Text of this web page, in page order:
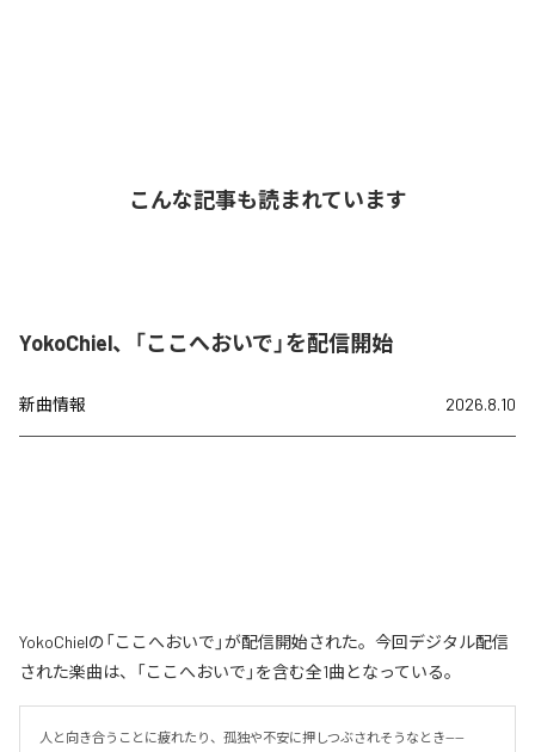
こんな記事も読まれています
YokoChiel、「ここへおいで」を配信開始
新曲情報 2026.8.10
YokoChielの「ここへおいで」が配信開始された。今回デジタル配信
された楽曲は、「ここへおいで」を含む全1曲となっている。
人と向き合うことに疲れたり、孤独や不安に押しつぶされそうなとき——